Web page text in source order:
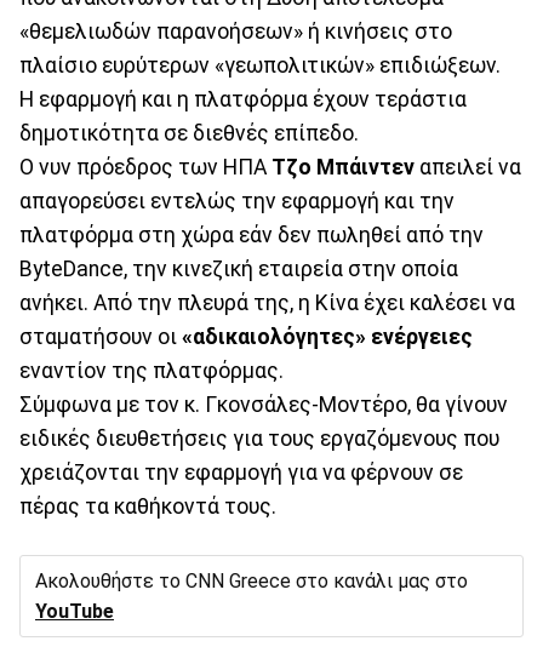
«θεμελιωδών παρανοήσεων» ή κινήσεις στο
πλαίσιο ευρύτερων «γεωπολιτικών» επιδιώξεων.
Η εφαρμογή και η πλατφόρμα έχουν τεράστια
δημοτικότητα σε διεθνές επίπεδο.
Ο νυν πρόεδρος των ΗΠΑ Τζο Μπάιντεν απειλεί να
απαγορεύσει εντελώς την εφαρμογή και την
πλατφόρμα στη χώρα εάν δεν πωληθεί από την
ByteDance, την κινεζική εταιρεία στην οποία
ανήκει. Από την πλευρά της, η Κίνα έχει καλέσει να
σταματήσουν οι «αδικαιολόγητες» ενέργειες
εναντίον της πλατφόρμας.
Σύμφωνα με τον κ. Γκονσάλες-Μοντέρο, θα γίνουν
ειδικές διευθετήσεις για τους εργαζόμενους που
χρειάζονται την εφαρμογή για να φέρνουν σε
πέρας τα καθήκοντά τους.
Ακολουθήστε το CNN Greece στο κανάλι μας στο
YouTube